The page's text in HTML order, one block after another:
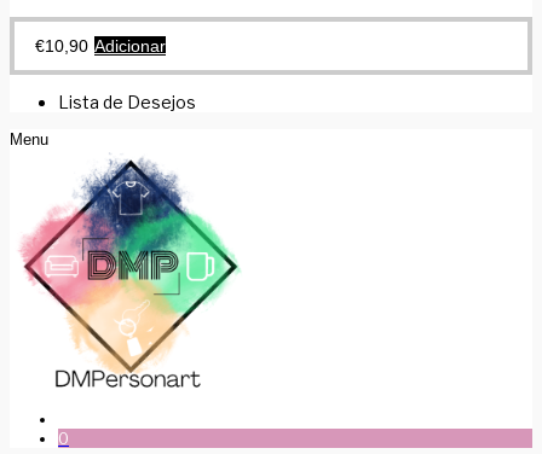
€10,90 Adicionar
Lista de Desejos
Menu
0